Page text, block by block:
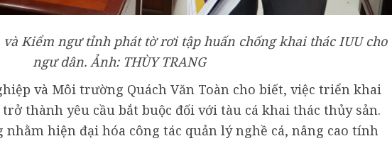
và Kiểm ngư tỉnh phát tờ rơi tập huấn chống khai thác IUU cho
ngư dân. Ảnh: THÙY TRANG
và Môi trường Quách Văn Toàn cho biết, việc triển khai
thành yêu cầu bắt buộc đối với tàu cá khai thác thủy sản.
hiện đại hóa công tác quản lý nghề cá, nâng cao tính